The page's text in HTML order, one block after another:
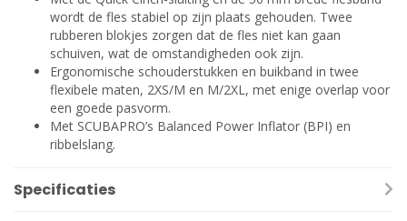
wordt de fles stabiel op zijn plaats gehouden. Twee
rubberen blokjes zorgen dat de fles niet kan gaan
schuiven, wat de omstandigheden ook zijn.
Ergonomische schouderstukken en buikband in twee
flexibele maten, 2XS/M en M/2XL, met enige overlap voor
een goede pasvorm.
Met SCUBAPRO’s Balanced Power Inflator (BPI) en
ribbelslang.
Specificaties